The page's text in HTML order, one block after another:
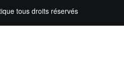
tous droits réservés